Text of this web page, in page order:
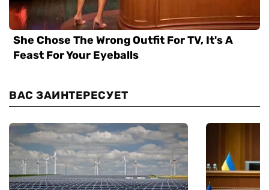
ВАС ЗАИНТЕРЕСУЕТ